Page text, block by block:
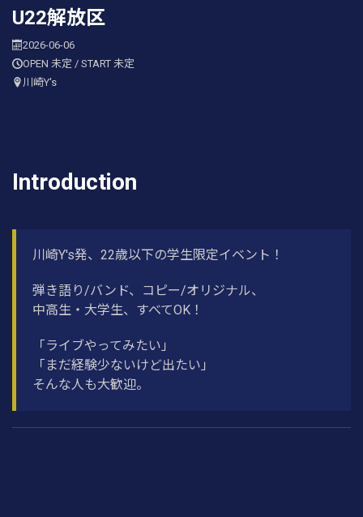
U22解放区
2026-06-06
OPEN 未定 / START 未定
川崎Y's
Introduction
川崎Y's発、22歳以下の学生限定イベント！
弾き語り/バンド、コピー/オリジナル、
中高生・大学生、すべてOK！
「ライブやってみたい」
「まだ経験少ないけど出たい」
そんな人も大歓迎。